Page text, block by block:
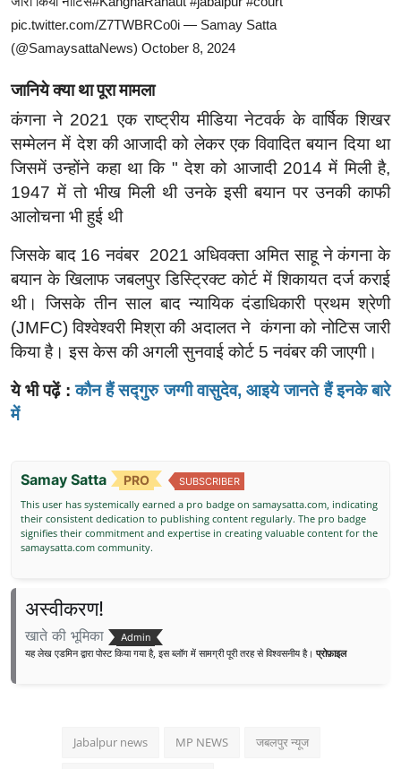
pic.twitter.com/Z7TWBRCo0i — Samay Satta
(@SamaysattaNews) October 8, 2024
जानिये क्या था पूरा मामला
कंगना ने 2021 एक राष्ट्रीय मीडिया नेटवर्क के वार्षिक शिखर
सम्मेलन में देश की आजादी को लेकर एक विवादित बयान दिया था
जिसमें उन्होंने कहा था कि " देश को आजादी 2014 में मिली है,
1947 में तो भीख मिली थी उनके इसी बयान पर उनकी काफी
आलोचना भी हुई थी
जिसके बाद 16 नवंबर 2021 अधिवक्ता अमित साहू ने कंगना के
बयान के खिलाफ जबलपुर डिस्ट्रिक्ट कोर्ट में शिकायत दर्ज कराई
थी। जिसके तीन साल बाद न्यायिक दंडाधिकारी प्रथम श्रेणी
(JMFC) विश्वेश्वरी मिश्रा की अदालत ने कंगना को नोटिस जारी
किया है। इस केस की अगली सुनवाई कोर्ट 5 नवंबर की जाएगी।
ये भी पढ़ें :कौन हैं सद्गुरु जग्गी वासुदेव, आइये जानते हैं इनके बारे
में
Samay Satta PRO SUBSCRIBER
This user has systemically earned a pro badge on samaysatta.com, indicating
their consistent dedication to publishing content regularly. The pro badge
signifies their commitment and expertise in creating valuable content for the
samaysatta.com community.
अस्वीकरण!
खाते की भूमिका Admin
यह लेख एडमिन द्वारा पोस्ट किया गया है, इस ब्लॉग में सामग्री पूरी तरह से विश्वसनीय है।प्रोफ़ाइल
Jabalpur news MP NEWS जबलपुर न्यूज